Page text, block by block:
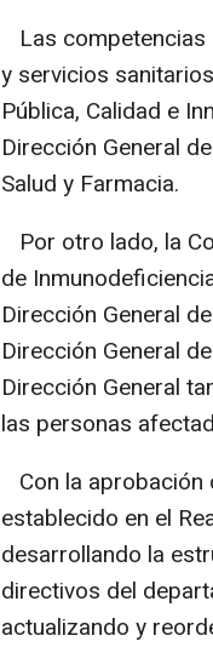
Las competencias
y servicios
Pública, Calidad e
Dirección General
Salud y Farmacia.
Por otro lado, la
de
Dirección General
Dirección General
Dirección General
las personas
Con la aprobación
establecido en el
desarrollando la
directivos del
actualizando y